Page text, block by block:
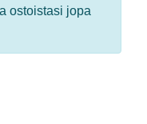
ostoistasi jopa